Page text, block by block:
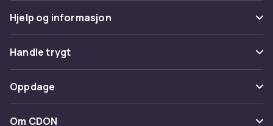
Når du kjøper Elektronikk-klistremerker & -
spesifikasjoner, kundeanmeldelser og enkel
sammenligning av modeller. Vi tilbyr rask
levering og enkel retur.
Fordeler og bruksanvisning
Hjelp og informasjon
Vanlige spørsmål
Spor pakke
Angre & returner her
Kontakt oss
Handle trygt
Betaling
Levering
Oppdage
Kategorier
Om CDON